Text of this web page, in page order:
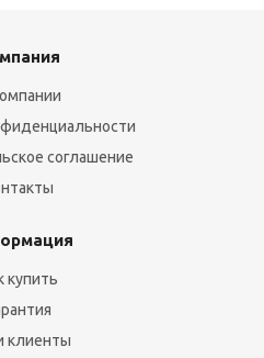
соглашение
купить
клиенты